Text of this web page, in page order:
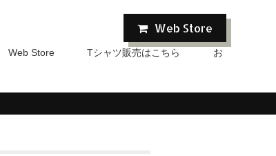
Web Store
Web Store Tシャツ販売はこちら
お